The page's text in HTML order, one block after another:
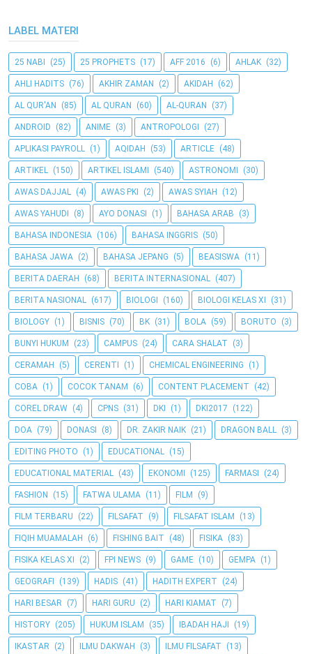
LABEL MATERI
25 NABI (25) 25 PROPHETS (17) AFF 2016 (6) AHLAK (32)
AHLI HADITS (76) AKHIR ZAMAN (2) AKIDAH (62)
AL QUR'AN (85) AL QURAN (60) AL-QURAN (37)
ANDROID (82) ANIME (3) ANTROPOLOGI (27)
APLIKASI PAYROLL (1) AQIDAH (53) ARTICLE (48)
ARTIKEL (150) ARTIKEL ISLAMI (540) ASTRONOMI (30)
AWAS DAJJAL (4) AWAS PKI (2) AWAS SYIAH (12)
AWAS YAHUDI (8) AYO DONASI (1) BAHASA ARAB (3)
BAHASA INDONESIA (106) BAHASA INGGRIS (50)
BAHASA JAWA (2) BAHASA JEPANG (5) BEASISWA (11)
BERITA DAERAH (68) BERITA INTERNASIONAL (407)
BERITA NASIONAL (617) BIOLOGI (160) BIOLOGI KELAS XI (31)
BIOLOGY (1) BISNIS (70) BK (31) BOLA (59) BORUTO (3)
BUNYI HUKUM (23) CAMPUS (24) CARA SHALAT (3)
CERAMAH (5) CERENTI (1) CHEMICAL ENGINEERING (1)
COBA (1) COCOK TANAM (6) CONTENT PLACEMENT (42)
COREL DRAW (4) CPNS (31) DKI (1) DKI2017 (122)
DOA (79) DONASI (8) DR. ZAKIR NAIK (21) DRAGON BALL (3)
EDITING PHOTO (1) EDUCATIONAL (15)
EDUCATIONAL MATERIAL (43) EKONOMI (125) FARMASI (24)
FASHION (15) FATWA ULAMA (11) FILM (9)
FILM TERBARU (22) FILSAFAT (9) FILSAFAT ISLAM (13)
FIQIH MUAMALAH (6) FISHING BAIT (48) FISIKA (83)
FISIKA KELAS XI (2) FPI NEWS (9) GAME (10) GEMPA (1)
GEOGRAFI (139) HADIS (41) HADITH EXPERT (24)
HARI BESAR (7) HARI GURU (2) HARI KIAMAT (7)
HISTORY (205) HUKUM ISLAM (35) IBADAH HAJI (19)
IKASTAR (2) ILMU DAKWAH (3) ILMU FILSAFAT (13)